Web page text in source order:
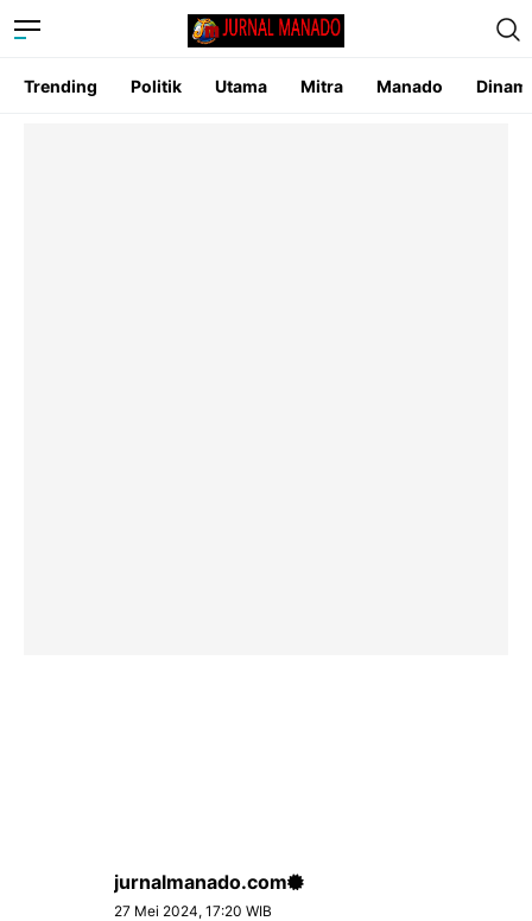
Trending Politik Utama Mitra Manado
jurnalmanado.com
27 Mei 2024, 17:20 WIB